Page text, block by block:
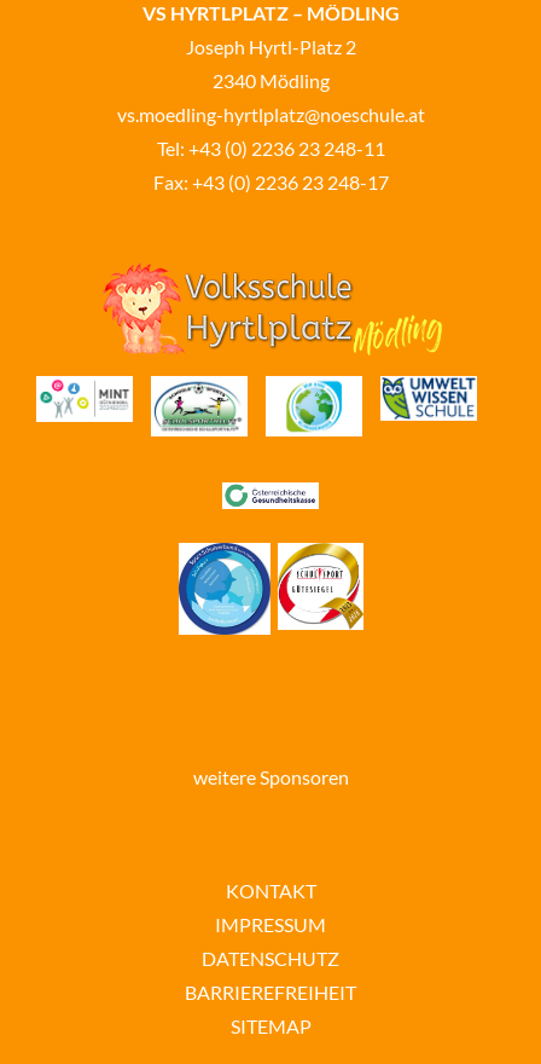
VS HYRTLPLATZ – MÖDLING
Joseph Hyrtl-Platz 2
2340 Mödling
vs.moedling-hyrtlplatz@noeschule.at
Tel: +43 (0) 2236 23 248-11
Fax: +43 (0) 2236 23 248-17
weitere Sponsoren
KONTAKT
IMPRESSUM
DATENSCHUTZ
BARRIEREFREIHEIT
SITEMAP